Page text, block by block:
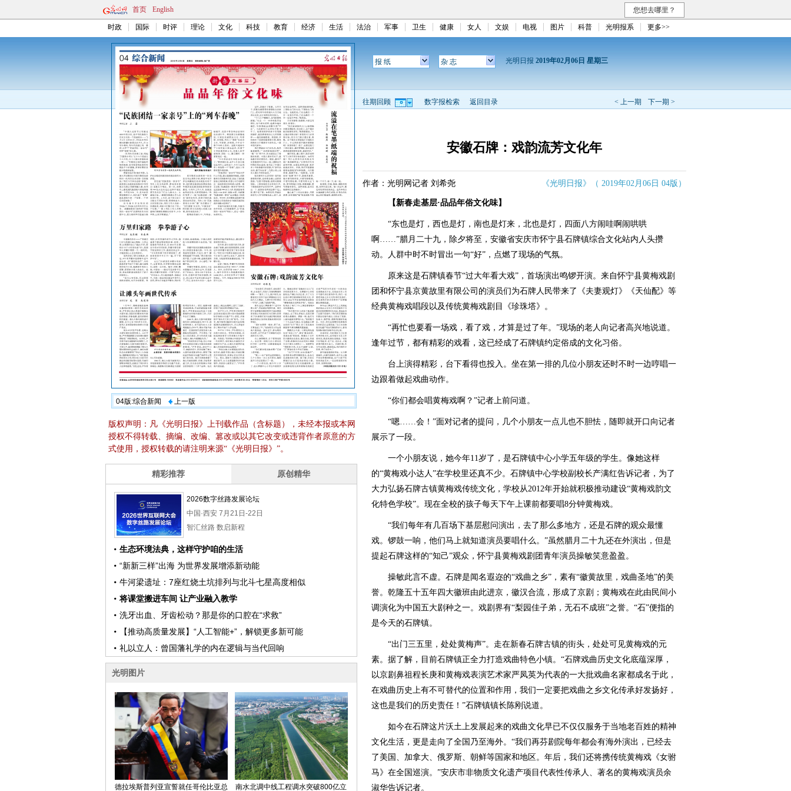
首页 English 您想去哪里？
时政 国际 时评 理论 文化 科技 教育 经济 生活 法治 军事 卫生 健康 女人 文娱 电视 图片 科普 光明报系 更多>>
04版:综合新闻 上一版
版权声明：凡《光明日报》上刊载作品（含标题），未经本报或本网
授权不得转载、摘编、改编、篡改或以其它改变或违背作者原意的方
式使用，授权转载的请注明来源“《光明日报》”。
报 纸 杂 志 光明日报 2019年02月06日 星期三
< 上一期 下一期 >
往期回顾 数字报检索 返回目录
安徽石牌：戏韵流芳文化年
作者：光明网记者 刘希尧 《光明日报》（ 2019年02月06日 04版）
【新春走基层·品品年俗文化味】
“东也是灯，西也是灯，南也是灯来，北也是灯，四面八方闹哇啊闹哄哄
啊……”腊月二十九，除夕将至，安徽省安庆市怀宁县石牌镇综合文化站内人头攒
动。人群中时不时冒出一句“好”，点燃了现场的气氛。
原来这是石牌镇春节“过大年看大戏”，首场演出鸣锣开演。来自怀宁县黄梅戏剧
团和怀宁县京黄故里有限公司的演员们为石牌人民带来了《夫妻观灯》《天仙配》等
经典黄梅戏唱段以及传统黄梅戏剧目《珍珠塔》。
“再忙也要看一场戏，看了戏，才算是过了年。”现场的老人向记者高兴地说道。
逢年过节，都有精彩的戏看，这已经成了石牌镇约定俗成的文化习俗。
台上演得精彩，台下看得也投入。坐在第一排的几位小朋友还时不时一边哼唱一
边跟着做起戏曲动作。
“你们都会唱黄梅戏啊？”记者上前问道。
“嗯……会！”面对记者的提问，几个小朋友一点儿也不胆怯，随即就开口向记者
展示了一段。
一个小朋友说，她今年11岁了，是石牌镇中心小学五年级的学生。像她这样
的“黄梅戏小达人”在学校里还真不少。石牌镇中心学校副校长产满红告诉记者，为了
大力弘扬石牌古镇黄梅戏传统文化，学校从2012年开始就积极推动建设“黄梅戏韵文
化特色学校”。现在全校的孩子每天下午上课前都要唱8分钟黄梅戏。
“我们每年有几百场下基层慰问演出，去了那么多地方，还是石牌的观众最懂
戏。锣鼓一响，他们马上就知道演员要唱什么。”虽然腊月二十九还在外演出，但是
提起石牌这样的“知己”观众，怀宁县黄梅戏剧团青年演员操敏笑意盈盈。
操敏此言不虚。石牌是闻名遐迩的“戏曲之乡”，素有“徽黄故里，戏曲圣地”的美
誉。乾隆五十五年四大徽班由此进京，徽汉合流，形成了京剧；黄梅戏在此由民间小
调演化为中国五大剧种之一。戏剧界有“梨园佳子弟，无石不成班”之誉。“石”便指的
是今天的石牌镇。
“出门三五里，处处黄梅声”。走在新春石牌古镇的街头，处处可见黄梅戏的元
素。据了解，目前石牌镇正全力打造戏曲特色小镇。“石牌戏曲历史文化底蕴深厚，
以京剧鼻祖程长庚和黄梅戏表演艺术家严凤英为代表的一大批戏曲名家都成名于此，
在戏曲历史上有不可替代的位置和作用，我们一定要把戏曲之乡文化传承好发扬好，
这也是我们的历史责任！”石牌镇镇长陈刚说道。
如今在石牌这片沃土上发展起来的戏曲文化早已不仅仅服务于当地老百姓的精神
文化生活，更是走向了全国乃至海外。“我们再芬剧院每年都会有海外演出，已经去
了美国、加拿大、俄罗斯、朝鲜等国家和地区。年后，我们还将携传统黄梅戏《女驸
马》在全国巡演。”安庆市非物质文化遗产项目代表性传承人、著名的黄梅戏演员余
淑华告诉记者。